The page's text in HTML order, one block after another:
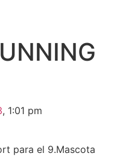
, 1:01 pm
para el 9.Mascota